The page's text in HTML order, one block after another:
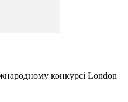
конкурсі London